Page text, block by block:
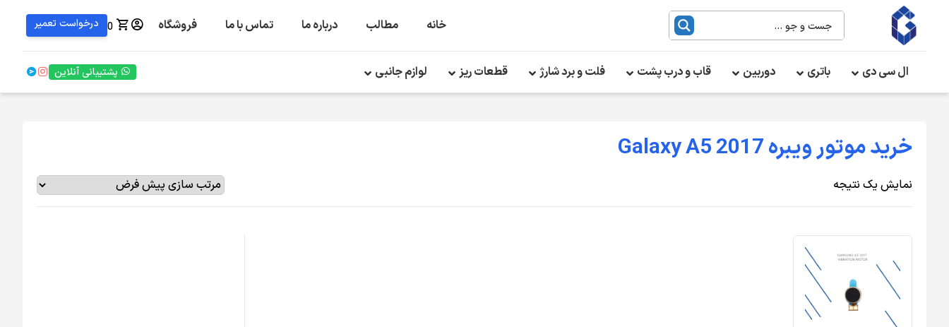
خانه مطالب درباره ما تماس با ما فروشگاه 0 درخواست تعمیر
ال سی دی باتری دوربین قاب و درب پشت فلت و برد شارژ قطعات ریز لوازم جانبی پشتیبانی آنلاین
خرید موتور ویبره Galaxy A5 2017
نمایش یک نتیجه